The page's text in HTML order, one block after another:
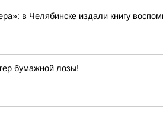
в Челябинске издали книгу
бумажной лозы!